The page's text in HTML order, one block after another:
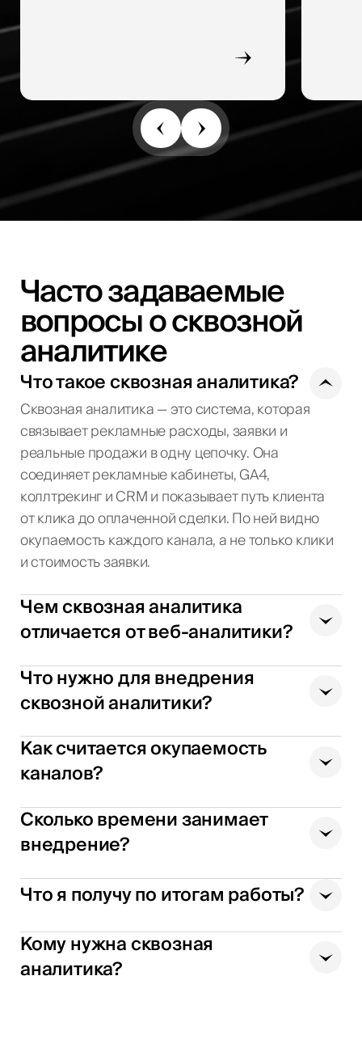
Часто задаваемые
вопросы о сквозной
аналитике
Что такое сквозная аналитика?
Сквозная аналитика — это система, которая
связывает рекламные расходы, заявки и
реальные продажи в одну цепочку. Она
соединяет рекламные кабинеты, GA4,
коллтрекинг и CRM и показывает путь клиента
от клика до оплаченной сделки. По ней видно
окупаемость каждого канала, а не только клики
и стоимость заявки.
Чем сквозная аналитика
отличается от веб-аналитики?
Что нужно для внедрения
сквозной аналитики?
Как считается окупаемость
каналов?
Сколько времени занимает
внедрение?
Что я получу по итогам работы?
Кому нужна сквозная
аналитика?